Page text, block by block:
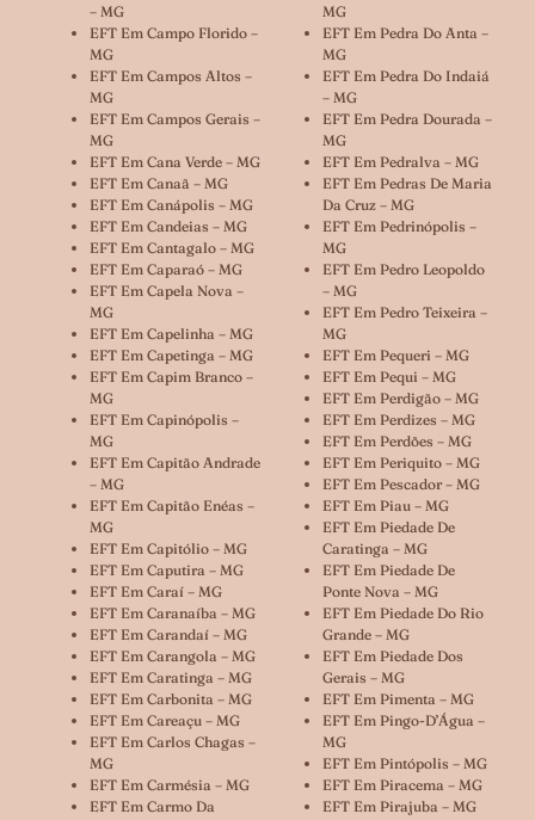
– MG
EFT Em Campo Florido –
MG
EFT Em Campos Altos –
MG
EFT Em Campos Gerais –
MG
EFT Em Cana Verde – MG
EFT Em Canaã – MG
EFT Em Canápolis – MG
EFT Em Candeias – MG
EFT Em Cantagalo – MG
EFT Em Caparaó – MG
EFT Em Capela Nova –
MG
EFT Em Capelinha – MG
EFT Em Capetinga – MG
EFT Em Capim Branco –
MG
EFT Em Capinópolis –
MG
EFT Em Capitão Andrade
– MG
EFT Em Capitão Enéas –
MG
EFT Em Capitólio – MG
EFT Em Caputira – MG
EFT Em Caraí – MG
EFT Em Caranaíba – MG
EFT Em Carandaí – MG
EFT Em Carangola – MG
EFT Em Caratinga – MG
EFT Em Carbonita – MG
EFT Em Careaçu – MG
EFT Em Carlos Chagas –
MG
EFT Em Carmésia – MG
EFT Em Carmo Da
MG
EFT Em Pedra Do Anta –
MG
EFT Em Pedra Do Indaiá
– MG
EFT Em Pedra Dourada –
MG
EFT Em Pedralva – MG
EFT Em Pedras De Maria
Da Cruz – MG
EFT Em Pedrinópolis –
MG
EFT Em Pedro Leopoldo
– MG
EFT Em Pedro Teixeira –
MG
EFT Em Pequeri – MG
EFT Em Pequi – MG
EFT Em Perdigão – MG
EFT Em Perdizes – MG
EFT Em Perdões – MG
EFT Em Periquito – MG
EFT Em Pescador – MG
EFT Em Piau – MG
EFT Em Piedade De
Caratinga – MG
EFT Em Piedade De
Ponte Nova – MG
EFT Em Piedade Do Rio
Grande – MG
EFT Em Piedade Dos
Gerais – MG
EFT Em Pimenta – MG
EFT Em Pingo-D’Água –
MG
EFT Em Pintópolis – MG
EFT Em Piracema – MG
EFT Em Pirajuba – MG